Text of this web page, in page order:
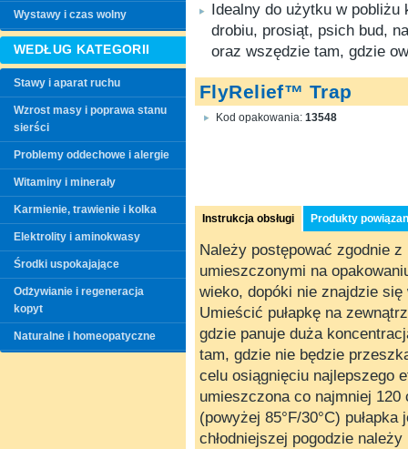
Idealny do użytku w
drobiu, prosiąt, psich bud,
oraz wszędzie tam, gdzie
FlyRelief™ Trap
Kod opakowania: 13548
Instrukcja obsługi Produkty
Należy postępować zgodnie
umieszczonymi na
wieko, dopóki nie znajdzie
Umieścić pułapkę na
gdzie panuje duża
tam, gdzie nie będzie
celu osiągnięciu najlepszego
umieszczona co najmniej
(powyżej 85°F/30°C)
chłodniejszej pogodzie
Wystawy i czas wolny
WEDŁUG KATEGORII
Stawy i aparat ruchu
Wzrost masy i poprawa stanu
sierści
Problemy oddechowe i alergie
Witaminy i minerały
Karmienie, trawienie i kolka
Elektrolity i aminokwasy
Środki uspokajające
Odżywianie i regeneracja
kopyt
Naturalne i homeopatyczne